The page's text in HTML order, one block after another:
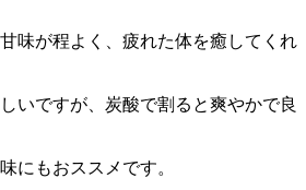
味が程よく、疲れた体を癒してくれ
いですが、炭酸で割ると爽やかで良
にもおススメです。